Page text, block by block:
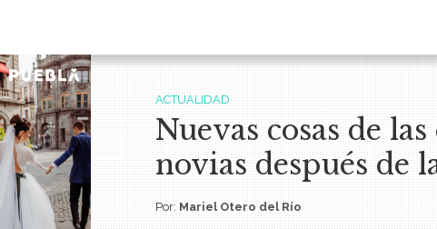
ACTUALIDAD
Nuevas cosas de
novias después de
Por:Mariel Otero del Río